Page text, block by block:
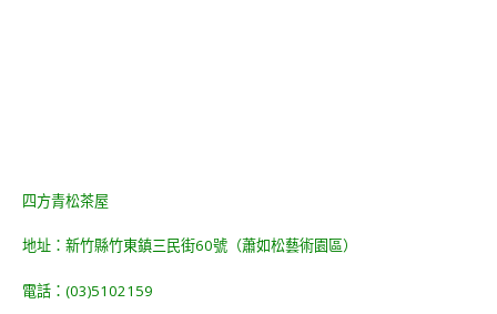
四方青松茶屋
地址：新竹縣竹東鎮三民街60號（蕭如松藝術園區）
電話：(03)5102159